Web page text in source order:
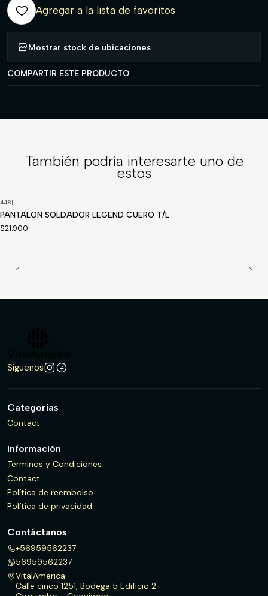
Agregar a la lista de favoritos
Mostrar stock de ubicaciones
COMPARTIR ESTE PRODUCTO
También podría interesarte uno de
estos
448|
PANTALON SOLDADOR LEGEND CUERO T/L
$21.900
Síguenos
Categorías
Contact
Información
Términos y Condiciones
Contact
Política de reembolso
Política de privacidad
Contáctanos
+56959562237
56959562237
VitalAmerica
Calle cinco 1251, Bodega 5 Edificio 2